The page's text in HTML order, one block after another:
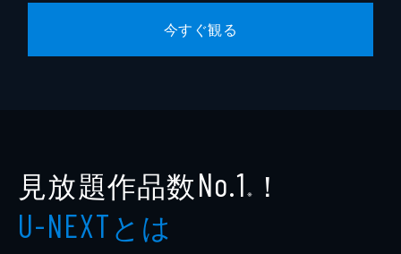
今すぐ観る
見放題作品数No.1 ※ ！
U-NEXTとは